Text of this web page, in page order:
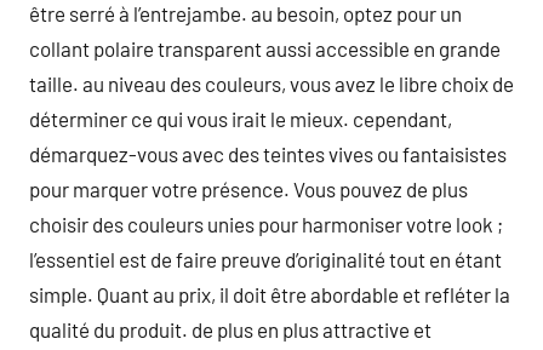
être serré à l’entrejambe. au besoin, optez pour un
collant polaire transparent aussi accessible en grande
taille. au niveau des couleurs, vous avez le libre choix de
déterminer ce qui vous irait le mieux. cependant,
démarquez-vous avec des teintes vives ou fantaisistes
pour marquer votre présence. Vous pouvez de plus
choisir des couleurs unies pour harmoniser votre look ;
l’essentiel est de faire preuve d’originalité tout en étant
simple. Quant au prix, il doit être abordable et refléter la
qualité du produit. de plus en plus attractive et